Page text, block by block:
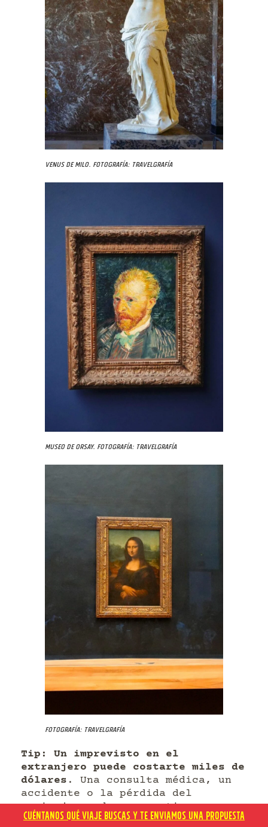
Venus de Milo. Fotografía: Travelgrafía
Museo de Orsay. Fotografía: Travelgrafía
Fotografía: Travelgrafía
Tip: Un imprevisto en el
extranjero puede costarte miles de
dólares . Una consulta médica, un
accidente o la pérdida del
equipaje pueden convertirse
rápidamente en un problema serio
CUÉNTANOS QUÉ VIAJE BUSCAS Y TE ENVIAMOS UNA PROPUESTA